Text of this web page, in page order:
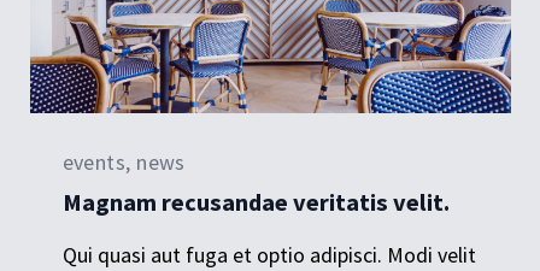
events, news
Magnam recusandae veritatis velit.
Qui quasi aut fuga et optio adipisci. Modi velit